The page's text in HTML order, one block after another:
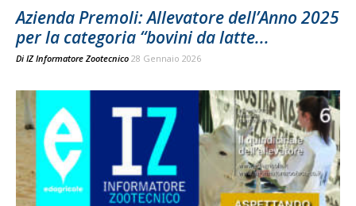
Azienda Premoli: Allevatore dell’Anno 2025
per la categoria “bovini da latte...
Di IZ Informatore Zootecnico 28 Gennaio 2026